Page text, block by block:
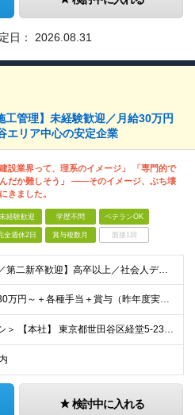
日： 2026.08.31
工管理】未経験歓迎／月給30万円
エリア中心の安定企業
建設業界って、理系のイメージ」 「専門的で
だか難しそう」 ――そのイメージ、ぶち壊
きました。
未経験歓迎 学歴不問 ベテランOK
全週休2日 賞与複数月 面接1回
【未経験／第二新卒歓迎】高卒以上／社会人デビュー◎／ブランク有◎／■要普免 入社時点に、特別な知識やスキル・経験は一切必要なし！ すべて入社後に、当社で身につけていただけるので 安心してください♪
【月給】30万円～＋各種手当＋賞与（昨年度実績：3～4ヶ月） ※上記月給には固定残業時間（10h分／2万円以上）を含みます。 超過分は別途支給いたします。 ■未経験・1年目の想定年収：420万円
＜転勤ナシ＞ 【本社】 東京都世田谷区経堂5-23-15
検討中に入れる